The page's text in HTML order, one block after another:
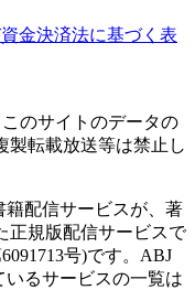
金決済法に基づく表
のサイトのデータの
製転載放送等は禁止し
籍配信サービスが、著
正規版配信サービスで
号)です。ABJ
るサービスの一覧は